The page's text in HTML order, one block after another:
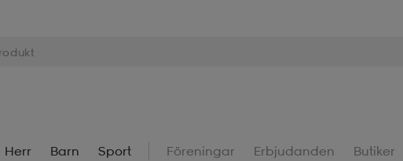
Herr Barn Sport Föreningar Erbjudanden Butiker